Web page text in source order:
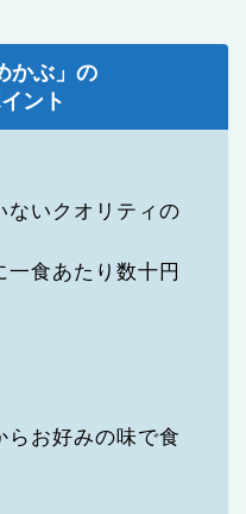
かぶ」の
ント
ないクオリティの
一食あたり数十円
らお好みの味で食